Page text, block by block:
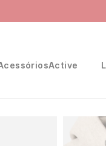
Active